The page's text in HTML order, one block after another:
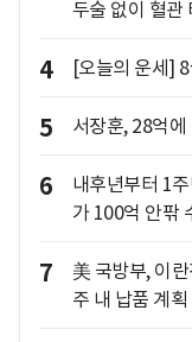
두술 없이 혈관
4 [오늘의 운세]
5 서장훈, 28억
6
내후년부터 1
가 100억 안팎
7
美 국방부, 이
주 내 납품 계